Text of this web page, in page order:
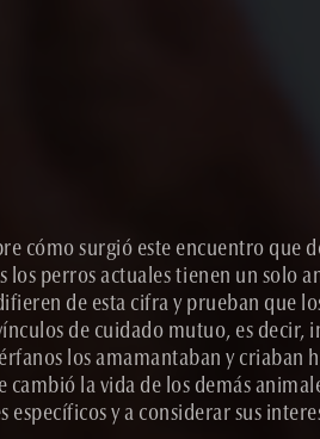
cómo surgió este encuentro que
perros actuales tienen un solo
de esta cifra y prueban que
de cuidado mutuo, es decir,
los amamantaban y criaban
la vida de los demás
y a considerar sus